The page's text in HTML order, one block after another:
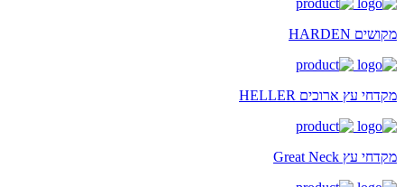
מקושים HARDEN
מקדחי עץ ארוכים HELLER
מקדחי עץ Great Neck